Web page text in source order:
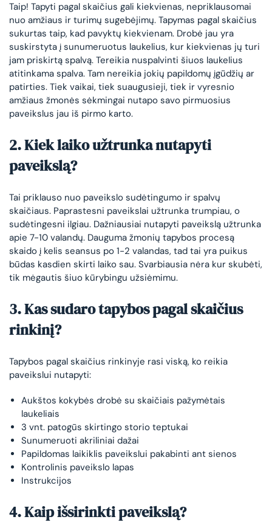
Taip! Tapyti pagal skaičius gali kiekvienas, nepriklausomai
nuo amžiaus ir turimų sugebėjimų. Tapymas pagal skaičius
sukurtas taip, kad pavyktų kiekvienam. Drobė jau yra
suskirstyta į sunumeruotus laukelius, kur kiekvienas jų turi
jam priskirtą spalvą. Tereikia nuspalvinti šiuos laukelius
atitinkama spalva. Tam nereikia jokių papildomų įgūdžių ar
patirties. Tiek vaikai, tiek suaugusieji, tiek ir vyresnio
amžiaus žmonės sėkmingai nutapo savo pirmuosius
paveikslus jau iš pirmo karto.
2. Kiek laiko užtrunka nutapyti
paveikslą?
Tai priklauso nuo paveikslo sudėtingumo ir spalvų
skaičiaus. Paprastesni paveikslai užtrunka trumpiau, o
sudėtingesni ilgiau. Dažniausiai nutapyti paveikslą užtrunka
apie 7-10 valandų. Dauguma žmonių tapybos procesą
skaido į kelis seansus po 1-2 valandas, tad tai yra puikus
būdas kasdien skirti laiko sau. Svarbiausia nėra kur skubėti,
tik mėgautis šiuo kūrybingu užsiėmimu.
3. Kas sudaro tapybos pagal skaičius
rinkinį?
Tapybos pagal skaičius rinkinyje rasi viską, ko reikia
paveikslui nutapyti:
Aukštos kokybės drobė su skaičiais pažymėtais
laukeliais
3 vnt. patogūs skirtingo storio teptukai
Sunumeruoti akriliniai dažai
Papildomas laikiklis paveikslui pakabinti ant sienos
Kontrolinis paveikslo lapas
Instrukcijos
4. Kaip išsirinkti paveikslą?